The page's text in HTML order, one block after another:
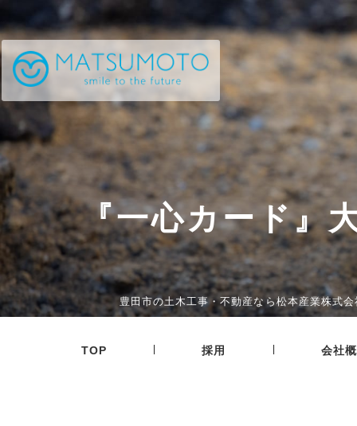
『一心カード』
豊田市の土木工事・不動産なら松本産業株式会
TOP 採用 会社